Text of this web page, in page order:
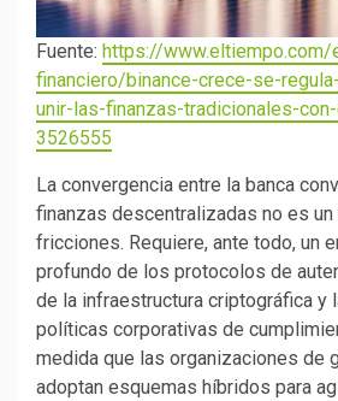
Fuente: https://
financiero/binance-crece-se-
unir-las-finanzas-tradicionales-
3526555
La convergencia entre la banca
finanzas descentralizadas no es
fricciones. Requiere, ante todo, un
profundo de los protocolos de
de la infraestructura criptográfica y
políticas corporativas de
medida que las organizaciones de
adoptan esquemas híbridos para